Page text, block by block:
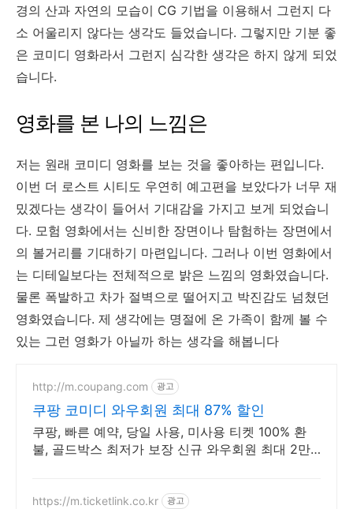
경의 산과 자연의 모습이 CG 기법을 이용해서 그런지 다
소 어울리지 않다는 생각도 들었습니다. 그렇지만 기분 좋
은 코미디 영화라서 그런지 심각한 생각은 하지 않게 되었
습니다.
영화를 본 나의 느낌은
저는 원래 코미디 영화를 보는 것을 좋아하는 편입니다.
이번 더 로스트 시티도 우연히 예고편을 보았다가 너무 재
밌겠다는 생각이 들어서 기대감을 가지고 보게 되었습니
다. 모험 영화에서는 신비한 장면이나 탐험하는 장면에서
의 볼거리를 기대하기 마련입니다. 그러나 이번 영화에서
는 디테일보다는 전체적으로 밝은 느낌의 영화였습니다.
물론 폭발하고 차가 절벽으로 떨어지고 박진감도 넘쳤던
영화였습니다. 제 생각에는 명절에 온 가족이 함께 볼 수
있는 그런 영화가 아닐까 하는 생각을 해봅니다
http://m.coupang.com 광고
쿠팡 코미디 와우회원 최대 87% 할인
쿠팡, 빠른 예약, 당일 사용, 미사용 티켓 100% 환
불, 골드박스 최저가 보장 신규 와우회원 최대 2만3
https://m.ticketlink.co.kr 광고